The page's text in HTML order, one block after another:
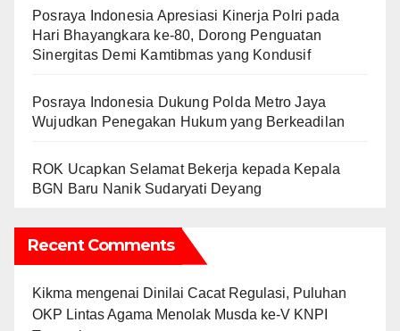
Posraya Indonesia Apresiasi Kinerja Polri pada
Hari Bhayangkara ke-80, Dorong Penguatan
Sinergitas Demi Kamtibmas yang Kondusif
Posraya Indonesia Dukung Polda Metro Jaya
Wujudkan Penegakan Hukum yang Berkeadilan
ROK Ucapkan Selamat Bekerja kepada Kepala
BGN Baru Nanik Sudaryati Deyang
Recent Comments
Kikma mengenai Dinilai Cacat Regulasi, Puluhan
OKP Lintas Agama Menolak Musda ke-V KNPI